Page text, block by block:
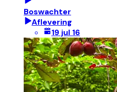
Boswachter
Aflevering
19 jul 16